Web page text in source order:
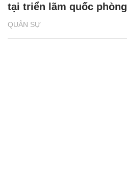
QUÂN SỰ
tại triển lãm quốc phòng